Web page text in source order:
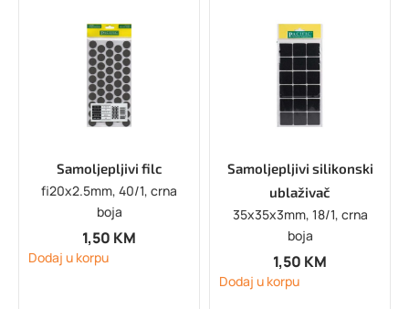
Samoljepljivi filc
fi20x2.5mm, 40/1, crna
boja
1,50 KM
Dodaj u korpu
Samoljepljivi silikonski
ublaživač
35x35x3mm, 18/1, crna
boja
1,50 KM
Dodaj u korpu